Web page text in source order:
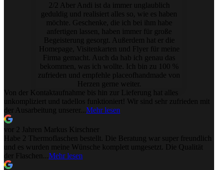
2/2 Aber Andi ist da immer unglaublich
geduldig und realisiert alles so, wie es haben
möchte. Geschenke, die ich bei ihm habe
anfertigen lassen, haben immer für große
Begeisterung gesorgt. Außerdem hat er die
Homepage, Visitenkarten und Flyer für meine
Firma gemacht. Auch da hab ich genau das
bekommen, was ich wollte. Ich bin zu 100 %
zufrieden und empfehle placeofhandmade von
Herzen gerne weiter.
Von der Kontaktaufnahme bis hin zur Lieferung hat alles
unkompliziert und tadellos funktioniert! Wir sind sehr zufrieden mit
der Ausarbeitung unserer... Mehr lesen
vor 2 Jahren Markus Kirschner
Habe 2 Thermoflaschen bestellt. Die Beratung war super freundlich
und es wurden meine Wünsche komplett umgesetzt. Die Qualität
der Flaschen... Mehr lesen